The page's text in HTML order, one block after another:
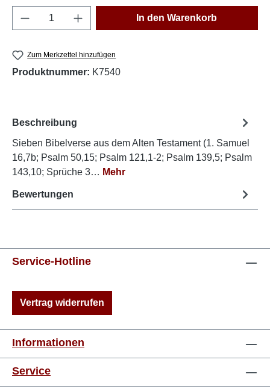
Produkt Anzahl: Gib den gewünschten
In den Warenkorb
Zum Merkzettel hinzufügen
Produktnummer: K7540
Beschreibung
Sieben Bibelverse aus dem Alten Testament (1. Samuel
16,7b; Psalm 50,15; Psalm 121,1-2; Psalm 139,5; Psalm
143,10; Sprüche 3… Mehr
Bewertungen
Service-Hotline
Vertrag widerrufen
Informationen
Service